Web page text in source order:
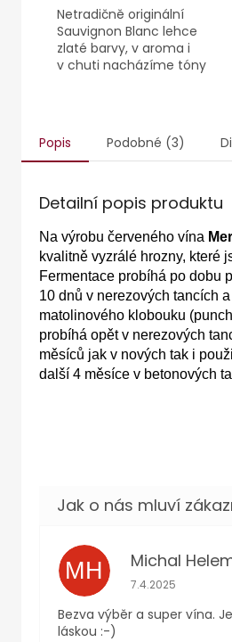
Netradičně originální
Sauvignon Blanc lehce
zlaté barvy, v aroma i
v chuti nacházíme tóny
Popis
Podobné (3)
Detailní popis produktu
Na výrobu červeného vína
kvalitně vyzrálé hrozny, které
Fermentace probíhá po dobu
10 dnů v nerezových tancích
matolinového klobouku
probíhá opět v nerezových
měsíců jak v nových tak i
další 4 měsíce v betonových
MH Michal
Hodnocení
7.4.2025
Bezva výběr a super vína.
láskou :-)